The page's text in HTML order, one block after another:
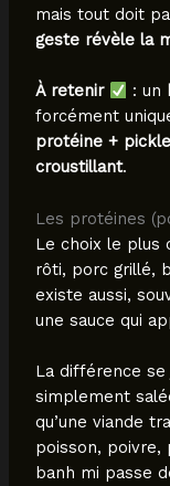
mais tout doit
geste révèle la
À retenir : un
forcément
protéine +
croustillant.
Les protéines
Le choix le plus
rôti, porc grillé,
existe aussi,
une sauce qui
La différence se
simplement
qu’une viande
poisson, poivre,
banh mi passe